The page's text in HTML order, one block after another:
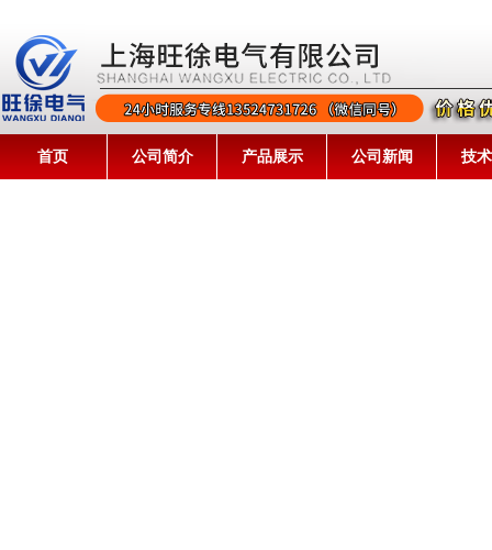
首页 公司简介 产品展示 公司新闻 技